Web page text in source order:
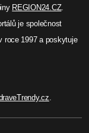
REGION24.CZ.
je společnost
roce 1997 a poskytuje
.